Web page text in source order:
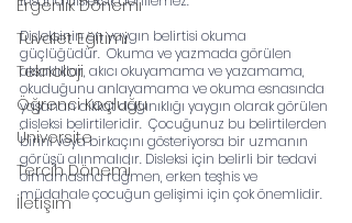
Ergenlik Dönemi
Tuvalet Eğitimi
Teknoloji
Öğrenci Koçluğu
Üniversite
Tercih Dönemi
İletişim
Disleksinin en yaygın belirtisi okuma
güçlüğüdür.  Okuma ve yazmada görülen
aksaklıklar, akıcı okuyamama ve yazamama,
okuduğunu anlayamama ve okuma esnasında
yaşanan dikkat dağınıklığı yaygın olarak görülen
disleksi belirtileridir.  Çocuğunuz bu belirtilerden
birini veya birkaçını gösteriyorsa bir uzmanın
görüşü alınmalıdır. Disleksi için belirli bir tedavi
olmamasına rağmen, erken teşhis ve
müdahale çocuğun gelişimi için çok önemlidir.